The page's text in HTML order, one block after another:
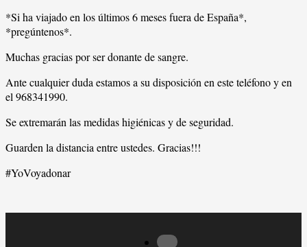
*Si ha viajado en los últimos 6 meses fuera de España*,
*pregúntenos*.
Muchas gracias por ser donante de sangre.
Ante cualquier duda estamos a su disposición en este teléfono y en
el 968341990.
Se extremarán las medidas higiénicas y de seguridad.
Guarden la distancia entre ustedes. Gracias!!!
#YoVoyadonar